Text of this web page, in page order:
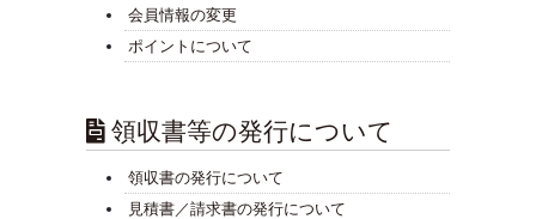
会員情報の変更
ポイントについて
領収書等の発行について
領収書の発行について
見積書／請求書の発行について